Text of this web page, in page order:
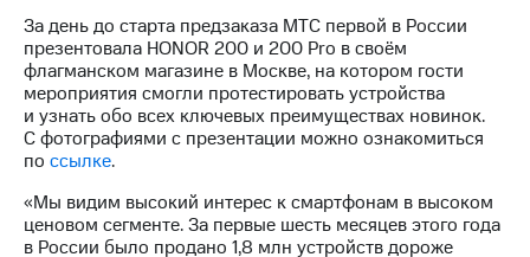
секретарь
Раскрытие
информации
Информация
акционерам
Документы
ПАО
Собрания
акционеров
За день до старта предзаказа МТС первой в России
презентовала HONOR 200 и 200 Pro в своём
флагманском магазине в Москве, на котором гости
мероприятия смогли протестировать устройства
и узнать обо всех ключевых преимуществах новинок.
С фотографиями с презентации можно ознакомиться
по ссылке.
«Мы видим высокий интерес к смартфонам в высоком
ценовом сегменте. За первые шесть месяцев этого года
в России было продано 1,8 млн устройств дороже